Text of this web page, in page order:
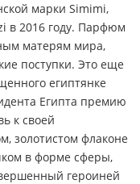
марки Simimi,
в 2016 году. Парфюм
матерям мира,
поступки. Это еще
египтянке
Египта премию
к своей
золотистом флаконе
в форме сферы,
героиней